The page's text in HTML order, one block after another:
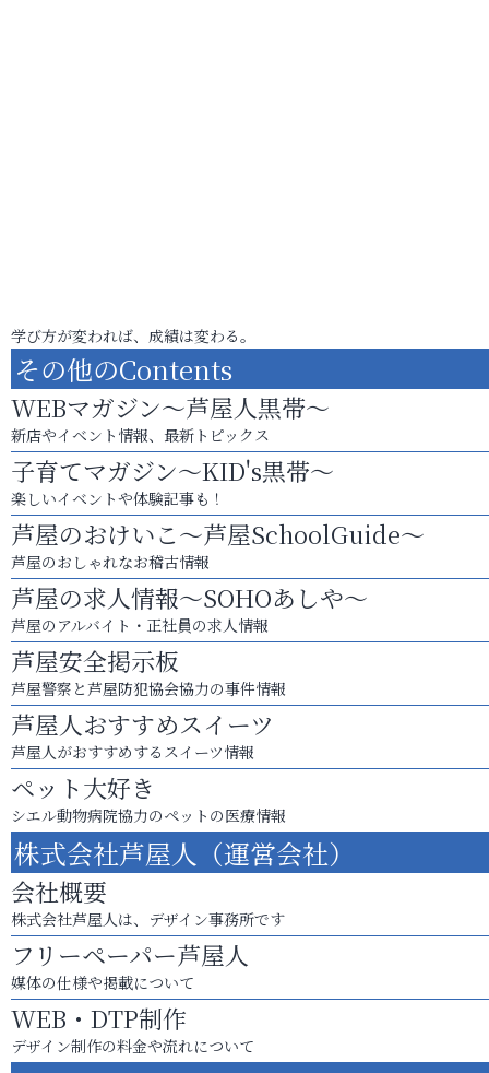
学び方が変われば、成績は変わる。
その他のContents
WEBマガジン～芦屋人黒帯～
新店やイベント情報、最新トピックス
子育てマガジン～KID's黒帯～
楽しいイベントや体験記事も！
芦屋のおけいこ～芦屋SchoolGuide～
芦屋のおしゃれなお稽古情報
芦屋の求人情報～SOHOあしや～
芦屋のアルバイト・正社員の求人情報
芦屋安全掲示板
芦屋警察と芦屋防犯協会協力の事件情報
芦屋人おすすめスイーツ
芦屋人がおすすめするスイーツ情報
ペット大好き
シエル動物病院協力のペットの医療情報
株式会社芦屋人（運営会社）
会社概要
株式会社芦屋人は、デザイン事務所です
フリーペーパー芦屋人
媒体の仕様や掲載について
WEB・DTP制作
デザイン制作の料金や流れについて